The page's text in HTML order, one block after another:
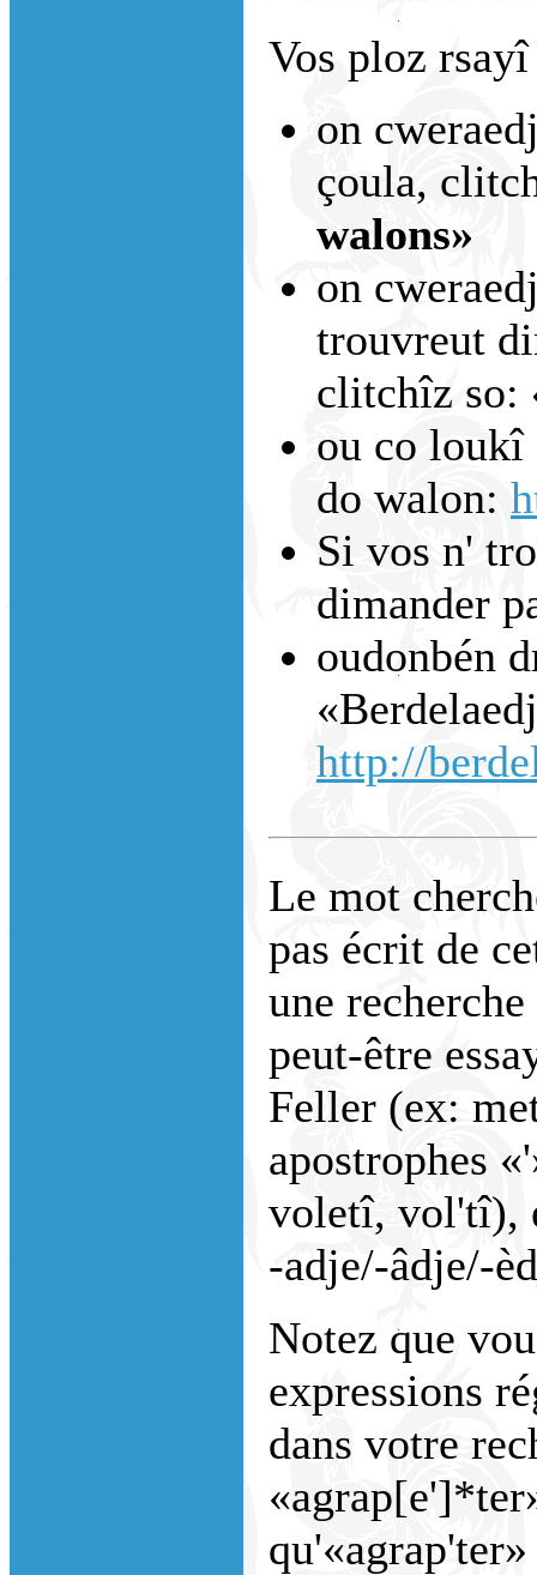
Vos ploz
on
çoula,
walons»
on
trouvreut
clitchîz so:
ou co loukî
do walon:
Si vos n'
dimander
oudonbén
http://
Le mot
pas écrit de
une
peut-être
Feller (ex:
apostrophes
voletî, vol'tî),
-adje/-âdje/-
Notez que
expressions
dans votre